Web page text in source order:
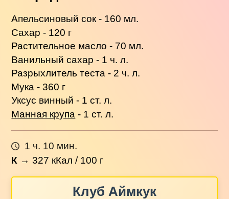
Апельсиновый сок - 160 мл.
Сахар - 120 г
Растительное масло - 70 мл.
Ванильный сахар - 1 ч. л.
Разрыхлитель теста - 2 ч. л.
Мука - 360 г
Уксус винный - 1 ст. л.
Манная крупа - 1 ст. л.
1 ч. 10 мин.
К →327 кКал / 100 г
Клуб Аймкук